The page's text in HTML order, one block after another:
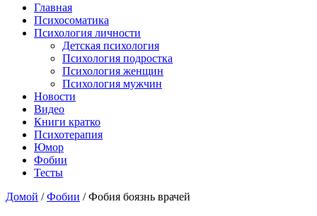
Главная
Психосоматика
Психология личности
Детская психология
Психология подростка
Психология женщин
Психология мужчин
Новости
Видео
Книги кратко
Психотерапия
Юмор
Фобии
Тесты
Домой / Фобии / Фобия боязнь врачей